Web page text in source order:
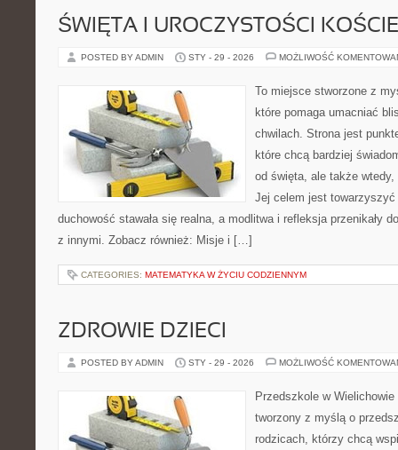
ŚWIĘTA I UROCZYSTOŚCI
POSTED BY ADMIN STY - 29 - 2026 MOŻLIWOŚĆ
To miejsce stworzone z
które pomaga umacniać
chwilach. Strona jest
które chcą bardziej
od święta, ale także
Jej celem jest
duchowość stawała się realna, a modlitwa i refleksja przenikały
z innymi. Zobacz również: Misje i […]
CATEGORIES: MATEMATYKA W ŻYCIU CODZIENNYM
ZDROWIE DZIECI
POSTED BY ADMIN STY - 29 - 2026 MOŻLIWOŚĆ
Przedszkole w
tworzony z myślą o
rodzicach, którzy chcą